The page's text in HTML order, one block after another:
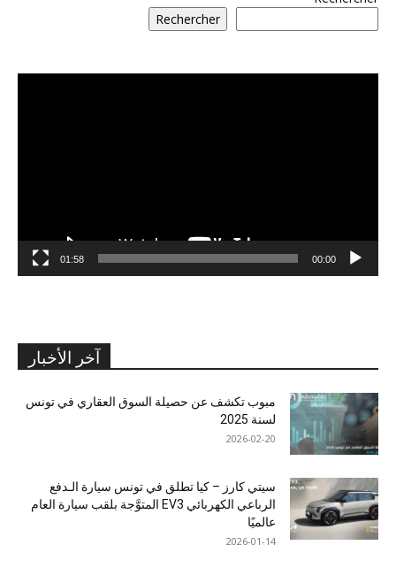
Rechercher
00:00
01:58
آخر الأخبار
مبوب تكشف عن حصيلة السوق العقاري في تونس
لسنة 2025
2026-02-20
سيتي كارز – كيا تطلق في تونس سيارة الـدفع
الرباعي الكهربائي EV3 المتوَّجة بلقب سيارة العام
عالميًا
2026-01-14